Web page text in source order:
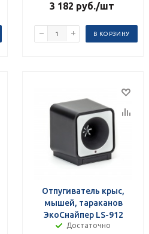
3 182 руб./шт
В КОРЗИНУ
Отпугиватель крыс,
мышей, тараканов
ЭкоСнайпер LS-912
Достаточно